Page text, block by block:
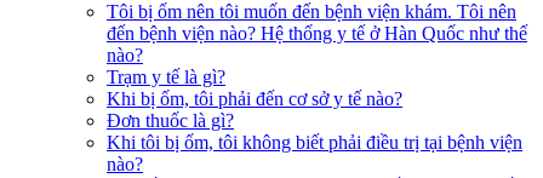
Tôi bị ốm nên tôi muốn đến bệnh viện khám. Tôi nên
đến bệnh viện nào? Hệ thống y tế ở Hàn Quốc như thế
nào?
Trạm y tế là gì?
Khi bị ốm, tôi phải đến cơ sở y tế nào?
Đơn thuốc là gì?
Khi tôi bị ốm, tôi không biết phải điều trị tại bệnh viện
nào?​